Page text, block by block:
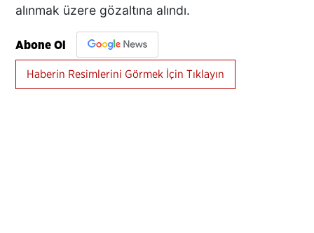
alınmak üzere gözaltına alındı.
Abone Ol
Haberin Resimlerini Görmek İçin Tıklayın